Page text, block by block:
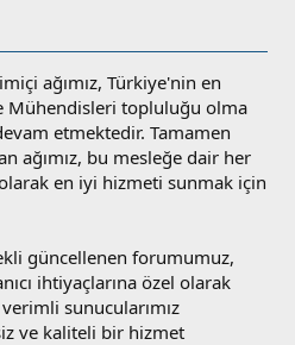
ağımız, Türkiye'nin en
Mühendisleri topluluğu olma
etmektedir. Tamamen
ağımız, bu mesleğe dair her
olarak en iyi hizmeti sunmak için
güncellenen forumumuz,
ihtiyaçlarına özel olarak
sunucularımız
ve kaliteli bir hizmet